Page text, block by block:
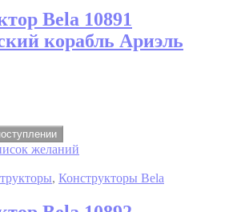
Bela 10891
корабль Ариэль
желаний
, Конструкторы Bela